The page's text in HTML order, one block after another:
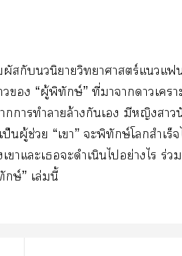
สกับนวนิยายวิทยาศาสตร์แแ
 “ผู้พิทักษ์” ที่าาาเคร
าทำาล้างกันเ มีหญิงา
นผู้ช่วย “เา” ะพิทักษ์โสำเร็
าแะเะดำเนินไอย่างไร ร่ว
กษ์” เล่มนี้